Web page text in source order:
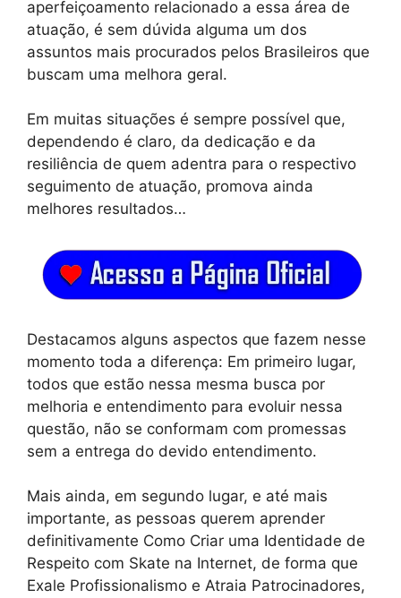
aperfeiçoamento relacionado a essa área de
atuação, é sem dúvida alguma um dos
assuntos mais procurados pelos Brasileiros que
buscam uma melhora geral.
Em muitas situações é sempre possível que,
dependendo é claro, da dedicação e da
resiliência de quem adentra para o respectivo
seguimento de atuação, promova ainda
melhores resultados…
Destacamos alguns aspectos que fazem nesse
momento toda a diferença: Em primeiro lugar,
todos que estão nessa mesma busca por
melhoria e entendimento para evoluir nessa
questão, não se conformam com promessas
sem a entrega do devido entendimento.
Mais ainda, em segundo lugar, e até mais
importante, as pessoas querem aprender
definitivamente Como Criar uma Identidade de
Respeito com Skate na Internet, de forma que
Exale Profissionalismo e Atraia Patrocinadores,